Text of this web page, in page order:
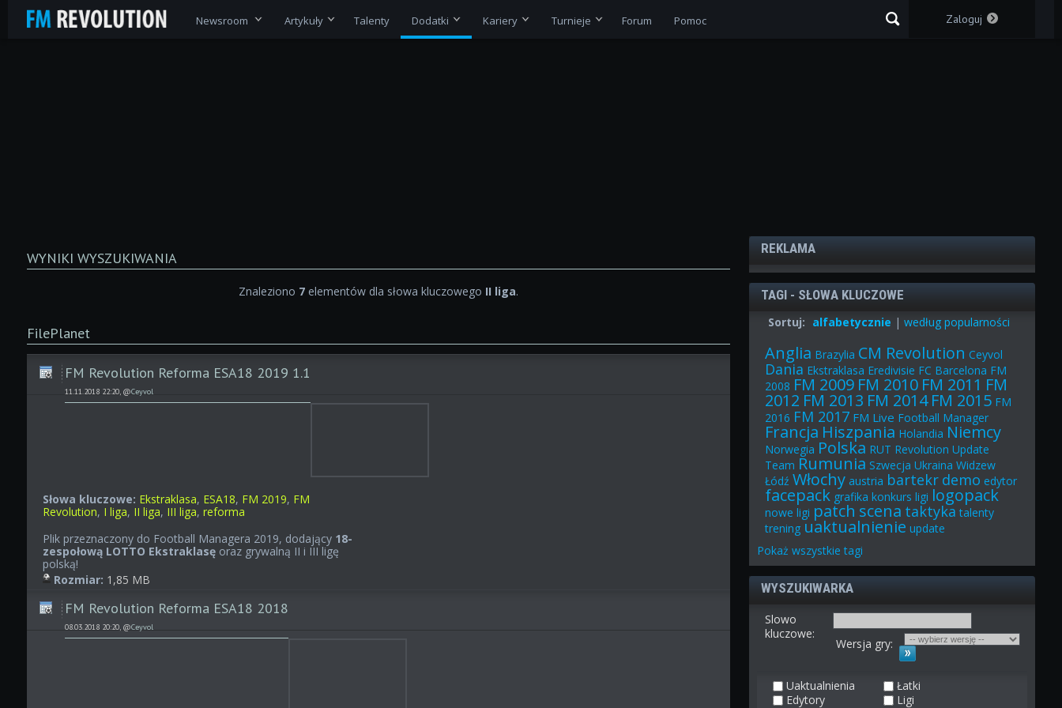
Newsroom Artykuły Talenty Dodatki Kariery Turnieje Forum Pomoc Zaloguj
WYNIKI WYSZUKIWANIA
Znaleziono 7elementów dla słowa kluczowego II liga.
FilePlanet
FM Revolution Reforma ESA18 2019 1.1
11.11.2018 22:20, @Ceyvol
Słowa kluczowe: Ekstraklasa, ESA18, FM 2019, FM
Revolution, I liga, II liga, III liga, reforma
Plik przeznaczony do Football Managera 2019, dodający 18-
zespołową LOTTO Ekstraklasęoraz grywalną II i III ligę
polską!
Rozmiar: 1,85 MB
FM Revolution Reforma ESA18 2018
08.03.2018 20:20, @Ceyvol
REKLAMA
TAGI - SŁOWA KLUCZOWE
Sortuj: alfabetycznie |według popularności
Anglia Brazylia CM Revolution Ceyvol
Dania Ekstraklasa Eredivisie FC Barcelona FM
2008 FM 2009 FM 2010 FM 2011 FM
2012 FM 2013 FM 2014 FM 2015 FM
2016 FM 2017 FM Live Football Manager
Francja Hiszpania Holandia Niemcy
Norwegia Polska RUT Revolution Update
Team Rumunia Szwecja Ukraina Widzew
Łódź Włochy austria bartekr demo edytor
facepack grafika konkurs ligi logopack
nowe ligi patch scena taktyka talenty
trening uaktualnienie update
Pokażwszystkie tagi
WYSZUKIWARKA
Slowo
kluczowe:
Wersja gry:
Uaktualnienia
Łatki
Edytory
Ligi